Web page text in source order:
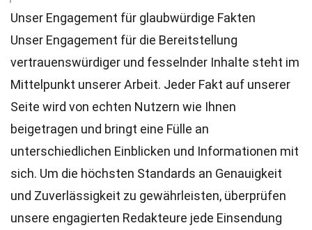
Unser Engagement für glaubwürdige Fakten
Unser Engagement für die Bereitstellung
vertrauenswürdiger und fesselnder Inhalte steht im
Mittelpunkt unserer Arbeit. Jeder Fakt auf unserer
Seite wird von echten Nutzern wie Ihnen
beigetragen und bringt eine Fülle an
unterschiedlichen Einblicken und Informationen mit
sich. Um die höchsten Standards an Genauigkeit
und Zuverlässigkeit zu gewährleisten, überprüfen
unsere engagierten Redakteure jede Einsendung